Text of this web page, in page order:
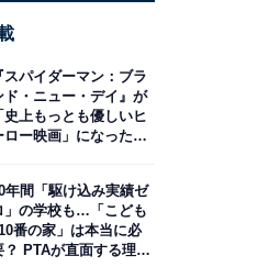
スパイダーマン：ブラ
ド・ニュー・デイ』が
史上もっとも優しいヒ
ロー映画」になった理
年間「駆け込み実績ゼ
」の学校も…「こども
番の家」は本当に必
？ PTAが直面する理想